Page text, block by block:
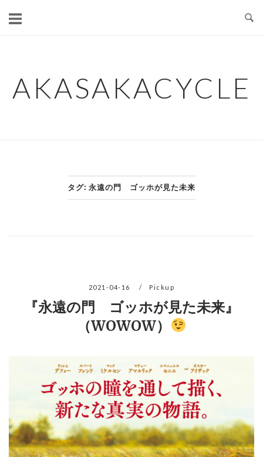
AKASAKACYCLE
タグ: 永遠の門 ゴッホが見た未来
2021-04-16 Pickup
『永遠の門 ゴッホが見た未来』
（WOWOW）